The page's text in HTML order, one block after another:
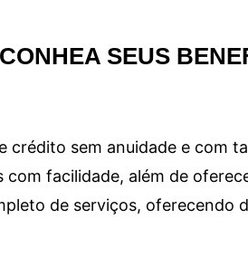
SEUS
sem anuidade e com
facilidade, além de
de serviços, oferecendo